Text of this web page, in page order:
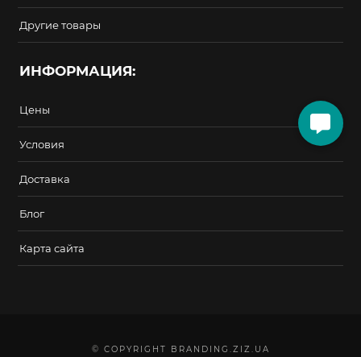
Другие товары
ИНФОРМАЦИЯ:
Цены
Условия
Доставка
Блог
Карта сайта
© COPYRIGHT BRANDING.ZIZ.UA